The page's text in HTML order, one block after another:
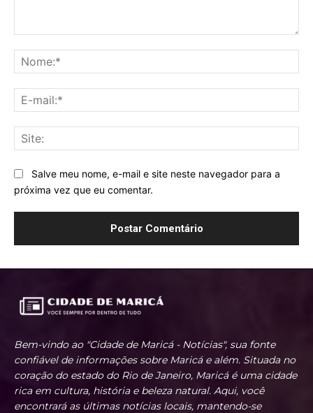
Salve meu nome, e-mail e site neste navegador para a
próxima vez que eu comentar.
Bem-vindo ao "Cidade de Maricá - Notícias", sua fonte
confiável de informações sobre Maricá e além. Situada no
coração do estado do Rio de Janeiro, Maricá é uma cidade
rica em cultura, história e beleza natural. Aqui, você
encontrará as últimas notícias locais, mantendo-se